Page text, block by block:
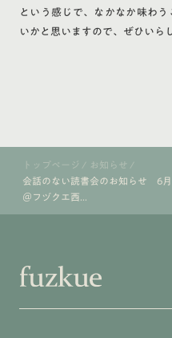
という感じで、なかなか味わ
いかと思いますので、ぜひいら
トップページ / お知らせ /
会話のない読書会のお知らせ 6月
＠フヅクエ西...